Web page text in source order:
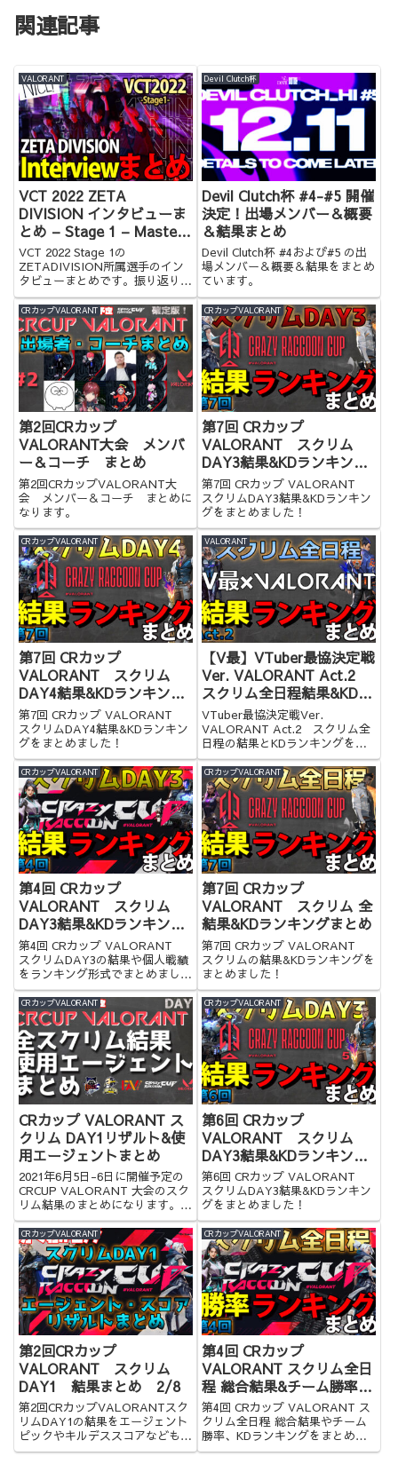
関連記事
VALORANT
VCT 2022 ZETA
DIVISION インタビューま
とめ – Stage 1 – Masters
Reykjavík
VCT 2022 Stage 1の
ZETADIVISION所属選手のイン
タビューまとめです。振り返りに
ぜひ！
Devil Clutch杯
Devil Clutch杯 #4-#5 開催
決定！出場メンバー＆概要
＆結果まとめ
Devil Clutch杯 #4および#5 の出
場メンバー＆概要＆結果をまとめ
ています。
CRカップVALORANT
第2回CRカップ
VALORANT大会 メンバ
ー＆コーチ まとめ
第2回CRカップVALORANT大
会 メンバー＆コーチ まとめに
なります。
CRカップVALORANT
第7回 CRカップ
VALORANT スクリム
DAY3結果&KDランキング
まとめ
第7回 CRカップ VALORANT
スクリムDAY3結果&KDランキン
グをまとめました！
CRカップVALORANT
第7回 CRカップ
VALORANT スクリム
DAY4結果&KDランキング
まとめ
第7回 CRカップ VALORANT
スクリムDAY4結果&KDランキン
グをまとめました！
VALORANT
【V最】VTuber最協決定戦
Ver. VALORANT Act.2
スクリム全日程結果&KDラ
ンキングまとめ
VTuber最協決定戦Ver.
VALORANT Act.2 スクリム全
日程の結果とKDランキングをま
とめました
CRカップVALORANT
第4回 CRカップ
VALORANT スクリム
DAY3結果&KDランキング
まとめ
第4回 CRカップ VALORANT
スクリムDAY3の結果や個人戦績
をランキング形式でまとめまし
た！
CRカップVALORANT
第7回 CRカップ
VALORANT スクリム 全
結果&KDランキングまとめ
第7回 CRカップ VALORANT
スクリムの結果&KDランキングを
まとめました！
CRカップVALORANT
CRカップ VALORANT ス
クリム DAY1リザルト&使
用エージェントまとめ
2021年6月5日-6日に開催予定の
CRCUP VALORANT 大会のスク
リム結果のまとめになります。是
非ご覧ください。
CRカップVALORANT
第6回 CRカップ
VALORANT スクリム
DAY3結果&KDランキング
まとめ
第6回 CRカップ VALORANT
スクリムDAY3結果&KDランキン
グをまとめました！
CRカップVALORANT
第2回CRカップ
VALORANT スクリム
DAY1 結果まとめ 2/8
第2回CRカップVALORANTスク
リムDAY1の結果をエージェント
ピックやキルデススコアなども含
めてまとめてみました！
CRカップVALORANT
第4回 CRカップ
VALORANT スクリム全日
程 総合結果&チーム勝率
&KDランキングまとめ
第4回 CRカップ VALORANT ス
クリム全日程 総合結果やチーム
勝率、KDランキングをまとめま
した！